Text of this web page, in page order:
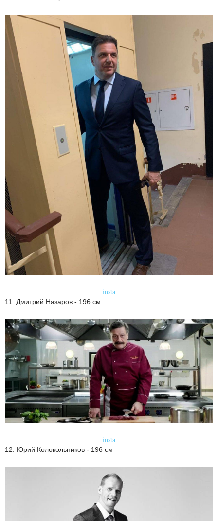
insta
11. Дмитрий Назаров - 196 см
insta
12. Юрий Колокольников - 196 см